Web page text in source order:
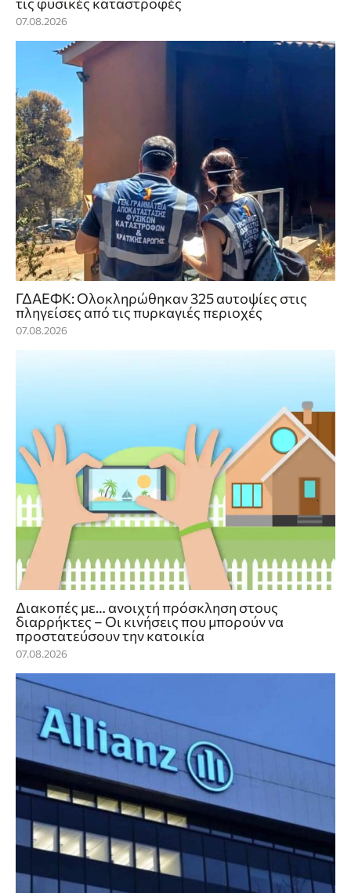
07.08.2026
ΓΔΑΕΦΚ: Ολοκληρώθηκαν 325 αυτοψίες στις
πληγείσες από τις πυρκαγιές περιοχές
07.08.2026
Διακοπές με… ανοιχτή πρόσκληση στους
διαρρήκτες – Οι κινήσεις που μπορούν να
προστατεύσουν την κατοικία
07.08.2026